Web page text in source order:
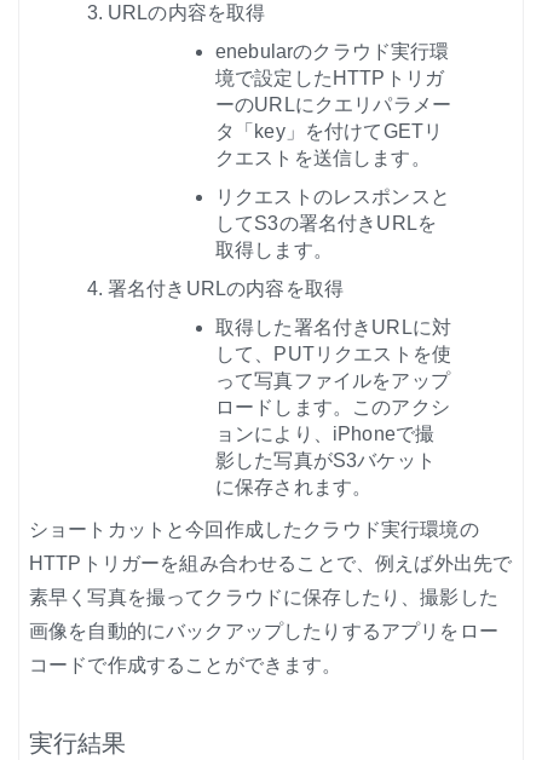
URLの内容を取得
enebularのクラウド実行環
境で設定したHTTPトリガ
ーのURLにクエリパラメー
タ「key」を付けてGETリ
クエストを送信します。
リクエストのレスポンスと
してS3の署名付きURLを
取得します。
署名付きURLの内容を取得
取得した署名付きURLに対
して、PUTリクエストを使
って写真ファイルをアップ
ロードします。このアクシ
ョンにより、iPhoneで撮
影した写真がS3バケット
に保存されます。
ショートカットと今回作成したクラウド実行環境の
HTTPトリガーを組み合わせることで、例えば外出先で
素早く写真を撮ってクラウドに保存したり、撮影した
画像を自動的にバックアップしたりするアプリをロー
コードで作成することができます。
実行結果